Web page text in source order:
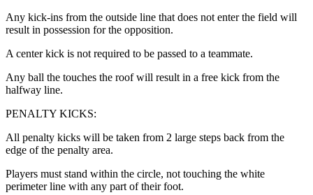
Any kick-ins from the outside line that does not enter the field will
result in possession for the opposition.​​​​‌ ‍ ​‍​‍‌‍ ‌ ​‍‌‍‍‌‌‍‌ ‌‍‍‌‌‍ ‍​‍​‍​ ‍‍​‍​‍‌ ​ ‌‍​‌‌‍ ‍‌‍‍‌‌ ‌​‌ ‍‌​‍ ‍‌‍‍‌‌‍ ​‍​‍​‍ ​​‍​‍‌‍‍​‌ ​‍‌‍‌‌‌‍‌‍​‍​‍​ ‍‍​‍​‍‌‍‍​‌ ‌​‌ ‌​‌ ​​‌ ​ ​ ‍‍​‍ ​‍ ‌‍​ ‌‍‍​‌‍‌‌‌‍ ​‌ ​ ‌‍‌‌‌‍​‌‌ ​​‌‍‍‌‌‍‌‌‌ ​‍‌ ​ ​‍ ‍‌ ​ ‌‍​‌‌‍ ‍‌‍‍‌‌ ‌​‌ ‍‌​‍ ‍‌ ​ ‌ ‌​‌ ‌‌‌‍‌​‌‍‍‌‌‍ ​‍ ‌‍‍‌‌‍ ‍‌ ‌​‌‍‌‌‌‍ ‍‌ ‌​​‍ ‌‍‌‌‌‍‌​‌‍‍‌‌ ‌​​‍ ‌‍ ‌‌‍ ‌‍‌​‌‍‌‌​ ‌‌ ​​‌ ​‍‌‍‌‌‌ ​ ‌‍‌‌‌‍ ‍‌ ‌​‌‍​‌‌ ‌​‌‍‍‌‌‍ ‌‍ ‍​ ‍ ‌‍‍‌‌‍‌​​ ‌‌‍​‍​ ‌‌​ ‍​​ ‍‌​ ​‌​ ‍​‌‍‌‍​ ‍​​‍ ‌‌‍​‌‌‍​ ​ ‍​​ ‌​​‍ ‌​ ‌​​ ‌ ‌‍​‍​ ​‌​‍ ‌​ ‍​​ ​​​ ‌‌‌‍‌​​‍ ‌​ ​​​ ‌ ​ ​‌‌‍‌‍​ ​‌​ ‌‌​ ‍​​ ‍‌​ ‍​​ ‌‌​ ‌‌​ ​​​ ‍ ‌ ‌​‌ ‍‌‌ ​​‌‍‌‌​ ‌‌‍‌‍‌‍​‌‌ ​‌​ ‍ ‌ ​​‌‍​‌‌ ‌​‌‍‍​​ ‌‌ ​‍‌‍‍‌‌‍​ ‌‍‍​‌‌‌​‌‍‌‌‌ ‍​‌ ‌​​‍‌‌​ ‌‌‌​​‍‌‌ ‌‍‍ ‌‍‌‌‌ ‍‌​‍‌‌​ ​ ‌​‌​​‍‌‌​ ​ ‌​‌​​‍‌‌​ ​‍​ ​‍​ ‌‌​ ‌​‌‍​‌​ ​‌​ ‌‍​ ‌ ​ ‌​‌‍‌​​ ‌‌​ ‌‍‌‍‌​‌‍‌‌​‍‌‌​ ​‍​ ​‍​‍‌‌​ ‌‌‌​‌​​‍ ‍‌‍​ ‌‍‍​‌‍‍‌‌‍ ​‌‍‌​‌ ​‍‌‍‌‌‌‍ ‍​‍‌‌​ ‌‌‌​​‍‌‌ ‌‍‍ ‌‍‌‌‌ ‍‌​‍‌‌​ ​ ‌​‌​​‍‌‌​ ​ ‌​‌​​‍‌‌​ ​‍​ ​‍​ ​‍‌‍​‌‌‍​ ‌‍​‍‌‍​ ​ ​ ‌‍‌‍‌‍‌‌​ ‌ ​ ​ ​ ‍​​ ‌‍​‍‌‌​ ​‍​ ​‍​‍‌‌​ ‌‌‌​‌​​‍ ‍‌ ‌​‌‍‌‌‌ ‍​‌ ‌​​ ‌‍​‍‌‍​‌‌ ​ ‌‍‌‌‌‌‌‌‌ ​‍‌‍ ​​ ‌‌‍‍​‌ ‌​‌ ‌​‌ ​​‌ ​ ​‍‌‌​ ​ ‌​​‌​‍‌‌​ ​‍‌​‌‍​‍‌‌​ ​‍‌​‌‍‌‍​ ‌‍‍​‌‍‌‌‌‍ ​‌ ​ ‌‍‌‌‌‍​‌‌ ​​‌‍‍‌‌‍‌‌‌ ​‍‌ ​ ​‍ ‍‌ ​ ‌‍​‌‌‍ ‍‌‍‍‌‌ ‌​‌ ‍‌​‍ ‍‌ ​ ‌ ‌​‌ ‌‌‌‍‌​‌‍‍‌‌‍ ​‍‌‍‌‍‍‌‌‍‌​​ ‌‌‍​‍​ ‌‌​ ‍​​ ‍‌​ ​‌​ ‍​‌‍‌‍​ ‍​​‍ ‌‌‍​‌‌‍​ ​ ‍​​ ‌​​‍ ‌​ ‌​​ ‌ ‌‍​‍​ ​‌​‍ ‌​ ‍​​ ​​​ ‌‌‌‍‌​​‍ ‌​ ​​​ ‌ ​ ​‌‌‍‌‍​ ​‌​ ‌‌​ ‍​​ ‍‌​ ‍​​ ‌‌​ ‌‌​ ​​​‍‌‍‌ ‌​‌ ‍‌‌ ​​‌‍‌‌​ ‌‌‍‌‍‌‍​‌‌ ​‌​‍‌‍‌ ​​‌‍​‌‌ ‌​‌‍‍​​ ‌‌ ​‍‌‍‍‌‌‍​ ‌‍‍​‌‌‌​‌‍‌‌‌ ‍​‌ ‌​​‍‌‌​ ‌‌‌​​‍‌‌ ‌‍‍ ‌‍‌‌‌ ‍‌​‍‌‌​ ​ ‌​‌​​‍‌‌​ ​ ‌​‌​​‍‌‌​ ​‍​ ​‍​ ‌‌​ ‌​‌‍​‌​ ​‌​ ‌‍​ ‌ ​ ‌​‌‍‌​​ ‌‌​ ‌‍‌‍‌​‌‍‌‌​‍‌‌​ ​‍​ ​‍​‍‌‌​ ‌‌‌​‌​​‍ ‍‌‍​ ‌‍‍​‌‍‍‌‌‍ ​‌‍‌​‌ ​‍‌‍‌‌‌‍ ‍​‍‌‌​ ‌‌‌​​‍‌‌ ‌‍‍ ‌‍‌‌‌ ‍‌​‍‌‌​ ​ ‌​‌​​‍‌‌​ ​ ‌​‌​​‍‌‌​ ​‍​ ​‍​ ​‍‌‍​‌‌‍​ ‌‍​‍‌‍​ ​ ​ ‌‍‌‍‌‍‌‌​ ‌ ​ ​ ​ ‍​​ ‌‍​‍‌‌​ ​‍​ ​‍​‍‌‌​ ‌‌‌​‌​​‍ ‍‌ ‌​‌‍‌‌‌ ‍​‌ ‌​​‍‌‍‌ ​​‌‍‌‌‌ ​‍‌ ​ ‌ ​​‌‍‌‌‌‍​ ‌ ‌​‌‍‍‌‌ ‌‍‌‍‌‌​ ‌‌ ​​‌ ‌‌‌‍​‍‌‍ ​‌‍‍‌‌ ​ ‌‍‍​‌‍‌‌‌‍‌​​‍​‍‌ ‌
A center kick is not required to be passed to a teammate.​​​​‌ ‍ ​‍​‍‌‍ ‌ ​‍‌‍‍‌‌‍‌ ‌‍‍‌‌‍ ‍​‍​‍​ ‍‍​‍​‍‌ ​ ‌‍​‌‌‍ ‍‌‍‍‌‌ ‌​‌ ‍‌​‍ ‍‌‍‍‌‌‍ ​‍​‍​‍ ​​‍​‍‌‍‍​‌ ​‍‌‍‌‌‌‍‌‍​‍​‍​ ‍‍​‍​‍‌‍‍​‌ ‌​‌ ‌​‌ ​​‌ ​ ​ ‍‍​‍ ​‍ ‌‍​ ‌‍‍​‌‍‌‌‌‍ ​‌ ​ ‌‍‌‌‌‍​‌‌ ​​‌‍‍‌‌‍‌‌‌ ​‍‌ ​ ​‍ ‍‌ ​ ‌‍​‌‌‍ ‍‌‍‍‌‌ ‌​‌ ‍‌​‍ ‍‌ ​ ‌ ‌​‌ ‌‌‌‍‌​‌‍‍‌‌‍ ​‍ ‌‍‍‌‌‍ ‍‌ ‌​‌‍‌‌‌‍ ‍‌ ‌​​‍ ‌‍‌‌‌‍‌​‌‍‍‌‌ ‌​​‍ ‌‍ ‌‌‍ ‌‍‌​‌‍‌‌​ ‌‌ ​​‌ ​‍‌‍‌‌‌ ​ ‌‍‌‌‌‍ ‍‌ ‌​‌‍​‌‌ ‌​‌‍‍‌‌‍ ‌‍ ‍​ ‍ ‌‍‍‌‌‍‌​​ ‌‌‍​‍​ ‌‌​ ‍​​ ‍‌​ ​‌​ ‍​‌‍‌‍​ ‍​​‍ ‌‌‍​‌‌‍​ ​ ‍​​ ‌​​‍ ‌​ ‌​​ ‌ ‌‍​‍​ ​‌​‍ ‌​ ‍​​ ​​​ ‌‌‌‍‌​​‍ ‌​ ​​​ ‌ ​ ​‌‌‍‌‍​ ​‌​ ‌‌​ ‍​​ ‍‌​ ‍​​ ‌‌​ ‌‌​ ​​​ ‍ ‌ ‌​‌ ‍‌‌ ​​‌‍‌‌​ ‌‌‍‌‍‌‍​‌‌ ​‌​ ‍ ‌ ​​‌‍​‌‌ ‌​‌‍‍​​ ‌‌ ​‍‌‍‍‌‌‍​ ‌‍‍​‌‌‌​‌‍‌‌‌ ‍​‌ ‌​​‍‌‌​ ‌‌‌​​‍‌‌ ‌‍‍ ‌‍‌‌‌ ‍‌​‍‌‌​ ​ ‌​‌​​‍‌‌​ ​ ‌​‌​​‍‌‌​ ​‍​ ​‍​ ​​‌‍​‍​ ‌‌‌‍‌‍​ ‍​​ ​ ​ ‌‍​ ​ ‌‍‌‍​ ‍‌​ ​‌​ ‌‌​‍‌‌​ ​‍​ ​‍​‍‌‌​ ‌‌‌​‌​​‍ ‍‌‍​ ‌‍‍​‌‍‍‌‌‍ ​‌‍‌​‌ ​‍‌‍‌‌‌‍ ‍​‍‌‌​ ‌‌‌​​‍‌‌ ‌‍‍ ‌‍‌‌‌ ‍‌​‍‌‌​ ​ ‌​‌​​‍‌‌​ ​ ‌​‌​​‍‌‌​ ​‍​ ​‍​ ‌​​ ‌​‌‍​‌​ ‌‍​ ‌‌​ ‌​​ ​‌​ ​‍​ ​ ‌‍‌​​ ​‌​ ‍‌​‍‌‌​ ​‍​ ​‍​‍‌‌​ ‌‌‌​‌​​‍ ‍‌ ‌​‌‍‌‌‌ ‍​‌ ‌​​ ‌‍​‍‌‍​‌‌ ​ ‌‍‌‌‌‌‌‌‌ ​‍‌‍ ​​ ‌‌‍‍​‌ ‌​‌ ‌​‌ ​​‌ ​ ​‍‌‌​ ​ ‌​​‌​‍‌‌​ ​‍‌​‌‍​‍‌‌​ ​‍‌​‌‍‌‍​ ‌‍‍​‌‍‌‌‌‍ ​‌ ​ ‌‍‌‌‌‍​‌‌ ​​‌‍‍‌‌‍‌‌‌ ​‍‌ ​ ​‍ ‍‌ ​ ‌‍​‌‌‍ ‍‌‍‍‌‌ ‌​‌ ‍‌​‍ ‍‌ ​ ‌ ‌​‌ ‌‌‌‍‌​‌‍‍‌‌‍ ​‍‌‍‌‍‍‌‌‍‌​​ ‌‌‍​‍​ ‌‌​ ‍​​ ‍‌​ ​‌​ ‍​‌‍‌‍​ ‍​​‍ ‌‌‍​‌‌‍​ ​ ‍​​ ‌​​‍ ‌​ ‌​​ ‌ ‌‍​‍​ ​‌​‍ ‌​ ‍​​ ​​​ ‌‌‌‍‌​​‍ ‌​ ​​​ ‌ ​ ​‌‌‍‌‍​ ​‌​ ‌‌​ ‍​​ ‍‌​ ‍​​ ‌‌​ ‌‌​ ​​​‍‌‍‌ ‌​‌ ‍‌‌ ​​‌‍‌‌​ ‌‌‍‌‍‌‍​‌‌ ​‌​‍‌‍‌ ​​‌‍​‌‌ ‌​‌‍‍​​ ‌‌ ​‍‌‍‍‌‌‍​ ‌‍‍​‌‌‌​‌‍‌‌‌ ‍​‌ ‌​​‍‌‌​ ‌‌‌​​‍‌‌ ‌‍‍ ‌‍‌‌‌ ‍‌​‍‌‌​ ​ ‌​‌​​‍‌‌​ ​ ‌​‌​​‍‌‌​ ​‍​ ​‍​ ​​‌‍​‍​ ‌‌‌‍‌‍​ ‍​​ ​ ​ ‌‍​ ​ ‌‍‌‍​ ‍‌​ ​‌​ ‌‌​‍‌‌​ ​‍​ ​‍​‍‌‌​ ‌‌‌​‌​​‍ ‍‌‍​ ‌‍‍​‌‍‍‌‌‍ ​‌‍‌​‌ ​‍‌‍‌‌‌‍ ‍​‍‌‌​ ‌‌‌​​‍‌‌ ‌‍‍ ‌‍‌‌‌ ‍‌​‍‌‌​ ​ ‌​‌​​‍‌‌​ ​ ‌​‌​​‍‌‌​ ​‍​ ​‍​ ‌​​ ‌​‌‍​‌​ ‌‍​ ‌‌​ ‌​​ ​‌​ ​‍​ ​ ‌‍‌​​ ​‌​ ‍‌​‍‌‌​ ​‍​ ​‍​‍‌‌​ ‌‌‌​‌​​‍ ‍‌ ‌​‌‍‌‌‌ ‍​‌ ‌​​‍‌‍‌ ​​‌‍‌‌‌ ​‍‌ ​ ‌ ​​‌‍‌‌‌‍​ ‌ ‌​‌‍‍‌‌ ‌‍‌‍‌‌​ ‌‌ ​​‌ ‌‌‌‍​‍‌‍ ​‌‍‍‌‌ ​ ‌‍‍​‌‍‌‌‌‍‌​​‍​‍‌ ‌
Any ball the touches the roof will result in a free kick from the
halfway line.​​​​‌ ‍ ​‍​‍‌‍ ‌ ​‍‌‍‍‌‌‍‌ ‌‍‍‌‌‍ ‍​‍​‍​ ‍‍​‍​‍‌ ​ ‌‍​‌‌‍ ‍‌‍‍‌‌ ‌​‌ ‍‌​‍ ‍‌‍‍‌‌‍ ​‍​‍​‍ ​​‍​‍‌‍‍​‌ ​‍‌‍‌‌‌‍‌‍​‍​‍​ ‍‍​‍​‍‌‍‍​‌ ‌​‌ ‌​‌ ​​‌ ​ ​ ‍‍​‍ ​‍ ‌‍​ ‌‍‍​‌‍‌‌‌‍ ​‌ ​ ‌‍‌‌‌‍​‌‌ ​​‌‍‍‌‌‍‌‌‌ ​‍‌ ​ ​‍ ‍‌ ​ ‌‍​‌‌‍ ‍‌‍‍‌‌ ‌​‌ ‍‌​‍ ‍‌ ​ ‌ ‌​‌ ‌‌‌‍‌​‌‍‍‌‌‍ ​‍ ‌‍‍‌‌‍ ‍‌ ‌​‌‍‌‌‌‍ ‍‌ ‌​​‍ ‌‍‌‌‌‍‌​‌‍‍‌‌ ‌​​‍ ‌‍ ‌‌‍ ‌‍‌​‌‍‌‌​ ‌‌ ​​‌ ​‍‌‍‌‌‌ ​ ‌‍‌‌‌‍ ‍‌ ‌​‌‍​‌‌ ‌​‌‍‍‌‌‍ ‌‍ ‍​ ‍ ‌‍‍‌‌‍‌​​ ‌‌‍​‍​ ‌‌​ ‍​​ ‍‌​ ​‌​ ‍​‌‍‌‍​ ‍​​‍ ‌‌‍​‌‌‍​ ​ ‍​​ ‌​​‍ ‌​ ‌​​ ‌ ‌‍​‍​ ​‌​‍ ‌​ ‍​​ ​​​ ‌‌‌‍‌​​‍ ‌​ ​​​ ‌ ​ ​‌‌‍‌‍​ ​‌​ ‌‌​ ‍​​ ‍‌​ ‍​​ ‌‌​ ‌‌​ ​​​ ‍ ‌ ‌​‌ ‍‌‌ ​​‌‍‌‌​ ‌‌‍‌‍‌‍​‌‌ ​‌​ ‍ ‌ ​​‌‍​‌‌ ‌​‌‍‍​​ ‌‌ ​‍‌‍‍‌‌‍​ ‌‍‍​‌‌‌​‌‍‌‌‌ ‍​‌ ‌​​‍‌‌​ ‌‌‌​​‍‌‌ ‌‍‍ ‌‍‌‌‌ ‍‌​‍‌‌​ ​ ‌​‌​​‍‌‌​ ​ ‌​‌​​‍‌‌​ ​‍​ ​‍​ ​‌‌‍​‌​ ‌​​ ​​‌‍​‌‌‍​ ​ ​‌‌‍‌‍​ ​‌​ ‌‍‌‍​‌​ ‌‌​‍‌‌​ ​‍​ ​‍​‍‌‌​ ‌‌‌​‌​​‍ ‍‌‍​ ‌‍‍​‌‍‍‌‌‍ ​‌‍‌​‌ ​‍‌‍‌‌‌‍ ‍​‍‌‌​ ‌‌‌​​‍‌‌ ‌‍‍ ‌‍‌‌‌ ‍‌​‍‌‌​ ​ ‌​‌​​‍‌‌​ ​ ‌​‌​​‍‌‌​ ​‍​ ​‍​ ​‌​ ‌ ‌‍​‍​ ‍‌‌‍‌​‌‍​‌​ ‍‌‌‍‌‍‌‍‌‍​ ‌‍​ ​‍​ ​‍​‍‌‌​ ​‍​ ​‍​‍‌‌​ ‌‌‌​‌​​‍ ‍‌ ‌​‌‍‌‌‌ ‍​‌ ‌​​ ‌‍​‍‌‍​‌‌ ​ ‌‍‌‌‌‌‌‌‌ ​‍‌‍ ​​ ‌‌‍‍​‌ ‌​‌ ‌​‌ ​​‌ ​ ​‍‌‌​ ​ ‌​​‌​‍‌‌​ ​‍‌​‌‍​‍‌‌​ ​‍‌​‌‍‌‍​ ‌‍‍​‌‍‌‌‌‍ ​‌ ​ ‌‍‌‌‌‍​‌‌ ​​‌‍‍‌‌‍‌‌‌ ​‍‌ ​ ​‍ ‍‌ ​ ‌‍​‌‌‍ ‍‌‍‍‌‌ ‌​‌ ‍‌​‍ ‍‌ ​ ‌ ‌​‌ ‌‌‌‍‌​‌‍‍‌‌‍ ​‍‌‍‌‍‍‌‌‍‌​​ ‌‌‍​‍​ ‌‌​ ‍​​ ‍‌​ ​‌​ ‍​‌‍‌‍​ ‍​​‍ ‌‌‍​‌‌‍​ ​ ‍​​ ‌​​‍ ‌​ ‌​​ ‌ ‌‍​‍​ ​‌​‍ ‌​ ‍​​ ​​​ ‌‌‌‍‌​​‍ ‌​ ​​​ ‌ ​ ​‌‌‍‌‍​ ​‌​ ‌‌​ ‍​​ ‍‌​ ‍​​ ‌‌​ ‌‌​ ​​​‍‌‍‌ ‌​‌ ‍‌‌ ​​‌‍‌‌​ ‌‌‍‌‍‌‍​‌‌ ​‌​‍‌‍‌ ​​‌‍​‌‌ ‌​‌‍‍​​ ‌‌ ​‍‌‍‍‌‌‍​ ‌‍‍​‌‌‌​‌‍‌‌‌ ‍​‌ ‌​​‍‌‌​ ‌‌‌​​‍‌‌ ‌‍‍ ‌‍‌‌‌ ‍‌​‍‌‌​ ​ ‌​‌​​‍‌‌​ ​ ‌​‌​​‍‌‌​ ​‍​ ​‍​ ​‌‌‍​‌​ ‌​​ ​​‌‍​‌‌‍​ ​ ​‌‌‍‌‍​ ​‌​ ‌‍‌‍​‌​ ‌‌​‍‌‌​ ​‍​ ​‍​‍‌‌​ ‌‌‌​‌​​‍ ‍‌‍​ ‌‍‍​‌‍‍‌‌‍ ​‌‍‌​‌ ​‍‌‍‌‌‌‍ ‍​‍‌‌​ ‌‌‌​​‍‌‌ ‌‍‍ ‌‍‌‌‌ ‍‌​‍‌‌​ ​ ‌​‌​​‍‌‌​ ​ ‌​‌​​‍‌‌​ ​‍​ ​‍​ ​‌​ ‌ ‌‍​‍​ ‍‌‌‍‌​‌‍​‌​ ‍‌‌‍‌‍‌‍‌‍​ ‌‍​ ​‍​ ​‍​‍‌‌​ ​‍​ ​‍​‍‌‌​ ‌‌‌​‌​​‍ ‍‌ ‌​‌‍‌‌‌ ‍​‌ ‌​​‍‌‍‌ ​​‌‍‌‌‌ ​‍‌ ​ ‌ ​​‌‍‌‌‌‍​ ‌ ‌​‌‍‍‌‌ ‌‍‌‍‌‌​ ‌‌ ​​‌ ‌‌‌‍​‍‌‍ ​‌‍‍‌‌ ​ ‌‍‍​‌‍‌‌‌‍‌​​‍​‍‌ ‌
PENALTY KICKS:​​​​‌ ‍ ​‍​‍‌‍ ‌ ​‍‌‍‍‌‌‍‌ ‌‍‍‌‌‍ ‍​‍​‍​ ‍‍​‍​‍‌ ​ ‌‍​‌‌‍ ‍‌‍‍‌‌ ‌​‌ ‍‌​‍ ‍‌‍‍‌‌‍ ​‍​‍​‍ ​​‍​‍‌‍‍​‌ ​‍‌‍‌‌‌‍‌‍​‍​‍​ ‍‍​‍​‍‌‍‍​‌ ‌​‌ ‌​‌ ​​‌ ​ ​ ‍‍​‍ ​‍ ‌‍​ ‌‍‍​‌‍‌‌‌‍ ​‌ ​ ‌‍‌‌‌‍​‌‌ ​​‌‍‍‌‌‍‌‌‌ ​‍‌ ​ ​‍ ‍‌ ​ ‌‍​‌‌‍ ‍‌‍‍‌‌ ‌​‌ ‍‌​‍ ‍‌ ​ ‌ ‌​‌ ‌‌‌‍‌​‌‍‍‌‌‍ ​‍ ‌‍‍‌‌‍ ‍‌ ‌​‌‍‌‌‌‍ ‍‌ ‌​​‍ ‌‍‌‌‌‍‌​‌‍‍‌‌ ‌​​‍ ‌‍ ‌‌‍ ‌‍‌​‌‍‌‌​ ‌‌ ​​‌ ​‍‌‍‌‌‌ ​ ‌‍‌‌‌‍ ‍‌ ‌​‌‍​‌‌ ‌​‌‍‍‌‌‍ ‌‍ ‍​ ‍ ‌‍‍‌‌‍‌​​ ‌‌‍​‍​ ‌‌​ ‍​​ ‍‌​ ​‌​ ‍​‌‍‌‍​ ‍​​‍ ‌‌‍​‌‌‍​ ​ ‍​​ ‌​​‍ ‌​ ‌​​ ‌ ‌‍​‍​ ​‌​‍ ‌​ ‍​​ ​​​ ‌‌‌‍‌​​‍ ‌​ ​​​ ‌ ​ ​‌‌‍‌‍​ ​‌​ ‌‌​ ‍​​ ‍‌​ ‍​​ ‌‌​ ‌‌​ ​​​ ‍ ‌ ‌​‌ ‍‌‌ ​​‌‍‌‌​ ‌‌‍‌‍‌‍​‌‌ ​‌​ ‍ ‌ ​​‌‍​‌‌ ‌​‌‍‍​​ ‌‌ ​‍‌‍‍‌‌‍​ ‌‍‍​‌‌‌​‌‍‌‌‌ ‍​‌ ‌​​‍‌‌​ ‌‌‌​​‍‌‌ ‌‍‍ ‌‍‌‌‌ ‍‌​‍‌‌​ ​ ‌​‌​​‍‌‌​ ​ ‌​‌​​‍‌‌​ ​‍​ ​‍‌‍​‍‌‍​ ‌‍‌​​ ‌‍‌‍​ ‌‍‌‍​ ‍‌‌‍​‍‌‍‌​​ ‍​​ ​‌​ ‌‌​‍‌‌​ ​‍​ ​‍​‍‌‌​ ‌‌‌​‌​​‍ ‍‌‍​ ‌‍‍​‌‍‍‌‌‍ ​‌‍‌​‌ ​‍‌‍‌‌‌‍ ‍​‍‌‌​ ‌‌‌​​‍‌‌ ‌‍‍ ‌‍‌‌‌ ‍‌​‍‌‌​ ​ ‌​‌​​‍‌‌​ ​ ‌​‌​​‍‌‌​ ​‍​ ​‍​ ‍‌‌‍​ ‌‍‌​‌‍​‍​ ‍​‌‍​‍‌‍‌​‌‍​‌​ ‍​​ ‍‌‌‍​‍​ ​ ​‍‌‌​ ​‍​ ​‍​‍‌‌​ ‌‌‌​‌​​‍ ‍‌ ‌​‌‍‌‌‌ ‍​‌ ‌​​ ‌‍​‍‌‍​‌‌ ​ ‌‍‌‌‌‌‌‌‌ ​‍‌‍ ​​ ‌‌‍‍​‌ ‌​‌ ‌​‌ ​​‌ ​ ​‍‌‌​ ​ ‌​​‌​‍‌‌​ ​‍‌​‌‍​‍‌‌​ ​‍‌​‌‍‌‍​ ‌‍‍​‌‍‌‌‌‍ ​‌ ​ ‌‍‌‌‌‍​‌‌ ​​‌‍‍‌‌‍‌‌‌ ​‍‌ ​ ​‍ ‍‌ ​ ‌‍​‌‌‍ ‍‌‍‍‌‌ ‌​‌ ‍‌​‍ ‍‌ ​ ‌ ‌​‌ ‌‌‌‍‌​‌‍‍‌‌‍ ​‍‌‍‌‍‍‌‌‍‌​​ ‌‌‍​‍​ ‌‌​ ‍​​ ‍‌​ ​‌​ ‍​‌‍‌‍​ ‍​​‍ ‌‌‍​‌‌‍​ ​ ‍​​ ‌​​‍ ‌​ ‌​​ ‌ ‌‍​‍​ ​‌​‍ ‌​ ‍​​ ​​​ ‌‌‌‍‌​​‍ ‌​ ​​​ ‌ ​ ​‌‌‍‌‍​ ​‌​ ‌‌​ ‍​​ ‍‌​ ‍​​ ‌‌​ ‌‌​ ​​​‍‌‍‌ ‌​‌ ‍‌‌ ​​‌‍‌‌​ ‌‌‍‌‍‌‍​‌‌ ​‌​‍‌‍‌ ​​‌‍​‌‌ ‌​‌‍‍​​ ‌‌ ​‍‌‍‍‌‌‍​ ‌‍‍​‌‌‌​‌‍‌‌‌ ‍​‌ ‌​​‍‌‌​ ‌‌‌​​‍‌‌ ‌‍‍ ‌‍‌‌‌ ‍‌​‍‌‌​ ​ ‌​‌​​‍‌‌​ ​ ‌​‌​​‍‌‌​ ​‍​ ​‍‌‍​‍‌‍​ ‌‍‌​​ ‌‍‌‍​ ‌‍‌‍​ ‍‌‌‍​‍‌‍‌​​ ‍​​ ​‌​ ‌‌​‍‌‌​ ​‍​ ​‍​‍‌‌​ ‌‌‌​‌​​‍ ‍‌‍​ ‌‍‍​‌‍‍‌‌‍ ​‌‍‌​‌ ​‍‌‍‌‌‌‍ ‍​‍‌‌​ ‌‌‌​​‍‌‌ ‌‍‍ ‌‍‌‌‌ ‍‌​‍‌‌​ ​ ‌​‌​​‍‌‌​ ​ ‌​‌​​‍‌‌​ ​‍​ ​‍​ ‍‌‌‍​ ‌‍‌​‌‍​‍​ ‍​‌‍​‍‌‍‌​‌‍​‌​ ‍​​ ‍‌‌‍​‍​ ​ ​‍‌‌​ ​‍​ ​‍​‍‌‌​ ‌‌‌​‌​​‍ ‍‌ ‌​‌‍‌‌‌ ‍​‌ ‌​​‍‌‍‌ ​​‌‍‌‌‌ ​‍‌ ​ ‌ ​​‌‍‌‌‌‍​ ‌ ‌​‌‍‍‌‌ ‌‍‌‍‌‌​ ‌‌ ​​‌ ‌‌‌‍​‍‌‍ ​‌‍‍‌‌ ​ ‌‍‍​‌‍‌‌‌‍‌​​‍​‍‌ ‌
All penalty kicks will be taken from 2 large steps back from the
edge of the penalty area.​​​​‌ ‍ ​‍​‍‌‍ ‌ ​‍‌‍‍‌‌‍‌ ‌‍‍‌‌‍ ‍​‍​‍​ ‍‍​‍​‍‌ ​ ‌‍​‌‌‍ ‍‌‍‍‌‌ ‌​‌ ‍‌​‍ ‍‌‍‍‌‌‍ ​‍​‍​‍ ​​‍​‍‌‍‍​‌ ​‍‌‍‌‌‌‍‌‍​‍​‍​ ‍‍​‍​‍‌‍‍​‌ ‌​‌ ‌​‌ ​​‌ ​ ​ ‍‍​‍ ​‍ ‌‍​ ‌‍‍​‌‍‌‌‌‍ ​‌ ​ ‌‍‌‌‌‍​‌‌ ​​‌‍‍‌‌‍‌‌‌ ​‍‌ ​ ​‍ ‍‌ ​ ‌‍​‌‌‍ ‍‌‍‍‌‌ ‌​‌ ‍‌​‍ ‍‌ ​ ‌ ‌​‌ ‌‌‌‍‌​‌‍‍‌‌‍ ​‍ ‌‍‍‌‌‍ ‍‌ ‌​‌‍‌‌‌‍ ‍‌ ‌​​‍ ‌‍‌‌‌‍‌​‌‍‍‌‌ ‌​​‍ ‌‍ ‌‌‍ ‌‍‌​‌‍‌‌​ ‌‌ ​​‌ ​‍‌‍‌‌‌ ​ ‌‍‌‌‌‍ ‍‌ ‌​‌‍​‌‌ ‌​‌‍‍‌‌‍ ‌‍ ‍​ ‍ ‌‍‍‌‌‍‌​​ ‌‌‍​‍​ ‌‌​ ‍​​ ‍‌​ ​‌​ ‍​‌‍‌‍​ ‍​​‍ ‌‌‍​‌‌‍​ ​ ‍​​ ‌​​‍ ‌​ ‌​​ ‌ ‌‍​‍​ ​‌​‍ ‌​ ‍​​ ​​​ ‌‌‌‍‌​​‍ ‌​ ​​​ ‌ ​ ​‌‌‍‌‍​ ​‌​ ‌‌​ ‍​​ ‍‌​ ‍​​ ‌‌​ ‌‌​ ​​​ ‍ ‌ ‌​‌ ‍‌‌ ​​‌‍‌‌​ ‌‌‍‌‍‌‍​‌‌ ​‌​ ‍ ‌ ​​‌‍​‌‌ ‌​‌‍‍​​ ‌‌ ​‍‌‍‍‌‌‍​ ‌‍‍​‌‌‌​‌‍‌‌‌ ‍​‌ ‌​​‍‌‌​ ‌‌‌​​‍‌‌ ‌‍‍ ‌‍‌‌‌ ‍‌​‍‌‌​ ​ ‌​‌​​‍‌‌​ ​ ‌​‌​​‍‌‌​ ​‍​ ​‍​ ​‌​ ‌ ​ ​ ​ ‍‌​ ‍​‌‍​ ‌‍​‌‌‍​ ‌‍​‍​ ‍​​ ‍​​ ​ ​‍‌‌​ ​‍​ ​‍​‍‌‌​ ‌‌‌​‌​​‍ ‍‌‍​ ‌‍‍​‌‍‍‌‌‍ ​‌‍‌​‌ ​‍‌‍‌‌‌‍ ‍​‍‌‌​ ‌‌‌​​‍‌‌ ‌‍‍ ‌‍‌‌‌ ‍‌​‍‌‌​ ​ ‌​‌​​‍‌‌​ ​ ‌​‌​​‍‌‌​ ​‍​ ​‍​ ‍‌​ ‌‌‌‍​‍​ ​‌​ ​ ​ ​‌‌‍‌​‌‍​ ‌‍‌‍​ ​ ​ ​​​ ​ ​‍‌‌​ ​‍​ ​‍​‍‌‌​ ‌‌‌​‌​​‍ ‍‌ ‌​‌‍‌‌‌ ‍​‌ ‌​​ ‌‍​‍‌‍​‌‌ ​ ‌‍‌‌‌‌‌‌‌ ​‍‌‍ ​​ ‌‌‍‍​‌ ‌​‌ ‌​‌ ​​‌ ​ ​‍‌‌​ ​ ‌​​‌​‍‌‌​ ​‍‌​‌‍​‍‌‌​ ​‍‌​‌‍‌‍​ ‌‍‍​‌‍‌‌‌‍ ​‌ ​ ‌‍‌‌‌‍​‌‌ ​​‌‍‍‌‌‍‌‌‌ ​‍‌ ​ ​‍ ‍‌ ​ ‌‍​‌‌‍ ‍‌‍‍‌‌ ‌​‌ ‍‌​‍ ‍‌ ​ ‌ ‌​‌ ‌‌‌‍‌​‌‍‍‌‌‍ ​‍‌‍‌‍‍‌‌‍‌​​ ‌‌‍​‍​ ‌‌​ ‍​​ ‍‌​ ​‌​ ‍​‌‍‌‍​ ‍​​‍ ‌‌‍​‌‌‍​ ​ ‍​​ ‌​​‍ ‌​ ‌​​ ‌ ‌‍​‍​ ​‌​‍ ‌​ ‍​​ ​​​ ‌‌‌‍‌​​‍ ‌​ ​​​ ‌ ​ ​‌‌‍‌‍​ ​‌​ ‌‌​ ‍​​ ‍‌​ ‍​​ ‌‌​ ‌‌​ ​​​‍‌‍‌ ‌​‌ ‍‌‌ ​​‌‍‌‌​ ‌‌‍‌‍‌‍​‌‌ ​‌​‍‌‍‌ ​​‌‍​‌‌ ‌​‌‍‍​​ ‌‌ ​‍‌‍‍‌‌‍​ ‌‍‍​‌‌‌​‌‍‌‌‌ ‍​‌ ‌​​‍‌‌​ ‌‌‌​​‍‌‌ ‌‍‍ ‌‍‌‌‌ ‍‌​‍‌‌​ ​ ‌​‌​​‍‌‌​ ​ ‌​‌​​‍‌‌​ ​‍​ ​‍​ ​‌​ ‌ ​ ​ ​ ‍‌​ ‍​‌‍​ ‌‍​‌‌‍​ ‌‍​‍​ ‍​​ ‍​​ ​ ​‍‌‌​ ​‍​ ​‍​‍‌‌​ ‌‌‌​‌​​‍ ‍‌‍​ ‌‍‍​‌‍‍‌‌‍ ​‌‍‌​‌ ​‍‌‍‌‌‌‍ ‍​‍‌‌​ ‌‌‌​​‍‌‌ ‌‍‍ ‌‍‌‌‌ ‍‌​‍‌‌​ ​ ‌​‌​​‍‌‌​ ​ ‌​‌​​‍‌‌​ ​‍​ ​‍​ ‍‌​ ‌‌‌‍​‍​ ​‌​ ​ ​ ​‌‌‍‌​‌‍​ ‌‍‌‍​ ​ ​ ​​​ ​ ​‍‌‌​ ​‍​ ​‍​‍‌‌​ ‌‌‌​‌​​‍ ‍‌ ‌​‌‍‌‌‌ ‍​‌ ‌​​‍‌‍‌ ​​‌‍‌‌‌ ​‍‌ ​ ‌ ​​‌‍‌‌‌‍​ ‌ ‌​‌‍‍‌‌ ‌‍‌‍‌‌​ ‌‌ ​​‌ ‌‌‌‍​‍‌‍ ​‌‍‍‌‌ ​ ‌‍‍​‌‍‌‌‌‍‌​​‍​‍‌ ‌
Players must stand within the circle, not touching the white
perimeter line with any part of their foot.​​​​‌ ‍ ​‍​‍‌‍ ‌ ​‍‌‍‍‌‌‍‌ ‌‍‍‌‌‍ ‍​‍​‍​ ‍‍​‍​‍‌ ​ ‌‍​‌‌‍ ‍‌‍‍‌‌ ‌​‌ ‍‌​‍ ‍‌‍‍‌‌‍ ​‍​‍​‍ ​​‍​‍‌‍‍​‌ ​‍‌‍‌‌‌‍‌‍​‍​‍​ ‍‍​‍​‍‌‍‍​‌ ‌​‌ ‌​‌ ​​‌ ​ ​ ‍‍​‍ ​‍ ‌‍​ ‌‍‍​‌‍‌‌‌‍ ​‌ ​ ‌‍‌‌‌‍​‌‌ ​​‌‍‍‌‌‍‌‌‌ ​‍‌ ​ ​‍ ‍‌ ​ ‌‍​‌‌‍ ‍‌‍‍‌‌ ‌​‌ ‍‌​‍ ‍‌ ​ ‌ ‌​‌ ‌‌‌‍‌​‌‍‍‌‌‍ ​‍ ‌‍‍‌‌‍ ‍‌ ‌​‌‍‌‌‌‍ ‍‌ ‌​​‍ ‌‍‌‌‌‍‌​‌‍‍‌‌ ‌​​‍ ‌‍ ‌‌‍ ‌‍‌​‌‍‌‌​ ‌‌ ​​‌ ​‍‌‍‌‌‌ ​ ‌‍‌‌‌‍ ‍‌ ‌​‌‍​‌‌ ‌​‌‍‍‌‌‍ ‌‍ ‍​ ‍ ‌‍‍‌‌‍‌​​ ‌‌‍​‍​ ‌‌​ ‍​​ ‍‌​ ​‌​ ‍​‌‍‌‍​ ‍​​‍ ‌‌‍​‌‌‍​ ​ ‍​​ ‌​​‍ ‌​ ‌​​ ‌ ‌‍​‍​ ​‌​‍ ‌​ ‍​​ ​​​ ‌‌‌‍‌​​‍ ‌​ ​​​ ‌ ​ ​‌‌‍‌‍​ ​‌​ ‌‌​ ‍​​ ‍‌​ ‍​​ ‌‌​ ‌‌​ ​​​ ‍ ‌ ‌​‌ ‍‌‌ ​​‌‍‌‌​ ‌‌‍‌‍‌‍​‌‌ ​‌​ ‍ ‌ ​​‌‍​‌‌ ‌​‌‍‍​​ ‌‌ ​‍‌‍‍‌‌‍​ ‌‍‍​‌‌‌​‌‍‌‌‌ ‍​‌ ‌​​‍‌‌​ ‌‌‌​​‍‌‌ ‌‍‍ ‌‍‌‌‌ ‍‌​‍‌‌​ ​ ‌​‌​​‍‌‌​ ​ ‌​‌​​‍‌‌​ ​‍​ ​‍​ ‌ ​ ​‍​ ‌‍‌‍‌‌​ ‍​‌‍‌​‌‍‌‍​ ‌​​ ‌​‌‍‌‌​ ‌ ‌‍‌​​‍‌‌​ ​‍​ ​‍​‍‌‌​ ‌‌‌​‌​​‍ ‍‌‍​ ‌‍‍​‌‍‍‌‌‍ ​‌‍‌​‌ ​‍‌‍‌‌‌‍ ‍​‍‌‌​ ‌‌‌​​‍‌‌ ‌‍‍ ‌‍‌‌‌ ‍‌​‍‌‌​ ​ ‌​‌​​‍‌‌​ ​ ‌​‌​​‍‌‌​ ​‍​ ​‍​ ‌‍‌‍​ ‌‍‌‌​ ​‌‌‍​‍‌‍‌‍​ ‌ ​ ‌‍​ ​ ​ ​‍​ ‍​‌‍​ ​‍‌‌​ ​‍​ ​‍​‍‌‌​ ‌‌‌​‌​​‍ ‍‌ ‌​‌‍‌‌‌ ‍​‌ ‌​​ ‌‍​‍‌‍​‌‌ ​ ‌‍‌‌‌‌‌‌‌ ​‍‌‍ ​​ ‌‌‍‍​‌ ‌​‌ ‌​‌ ​​‌ ​ ​‍‌‌​ ​ ‌​​‌​‍‌‌​ ​‍‌​‌‍​‍‌‌​ ​‍‌​‌‍‌‍​ ‌‍‍​‌‍‌‌‌‍ ​‌ ​ ‌‍‌‌‌‍​‌‌ ​​‌‍‍‌‌‍‌‌‌ ​‍‌ ​ ​‍ ‍‌ ​ ‌‍​‌‌‍ ‍‌‍‍‌‌ ‌​‌ ‍‌​‍ ‍‌ ​ ‌ ‌​‌ ‌‌‌‍‌​‌‍‍‌‌‍ ​‍‌‍‌‍‍‌‌‍‌​​ ‌‌‍​‍​ ‌‌​ ‍​​ ‍‌​ ​‌​ ‍​‌‍‌‍​ ‍​​‍ ‌‌‍​‌‌‍​ ​ ‍​​ ‌​​‍ ‌​ ‌​​ ‌ ‌‍​‍​ ​‌​‍ ‌​ ‍​​ ​​​ ‌‌‌‍‌​​‍ ‌​ ​​​ ‌ ​ ​‌‌‍‌‍​ ​‌​ ‌‌​ ‍​​ ‍‌​ ‍​​ ‌‌​ ‌‌​ ​​​‍‌‍‌ ‌​‌ ‍‌‌ ​​‌‍‌‌​ ‌‌‍‌‍‌‍​‌‌ ​‌​‍‌‍‌ ​​‌‍​‌‌ ‌​‌‍‍​​ ‌‌ ​‍‌‍‍‌‌‍​ ‌‍‍​‌‌‌​‌‍‌‌‌ ‍​‌ ‌​​‍‌‌​ ‌‌‌​​‍‌‌ ‌‍‍ ‌‍‌‌‌ ‍‌​‍‌‌​ ​ ‌​‌​​‍‌‌​ ​ ‌​‌​​‍‌‌​ ​‍​ ​‍​ ‌ ​ ​‍​ ‌‍‌‍‌‌​ ‍​‌‍‌​‌‍‌‍​ ‌​​ ‌​‌‍‌‌​ ‌ ‌‍‌​​‍‌‌​ ​‍​ ​‍​‍‌‌​ ‌‌‌​‌​​‍ ‍‌‍​ ‌‍‍​‌‍‍‌‌‍ ​‌‍‌​‌ ​‍‌‍‌‌‌‍ ‍​‍‌‌​ ‌‌‌​​‍‌‌ ‌‍‍ ‌‍‌‌‌ ‍‌​‍‌‌​ ​ ‌​‌​​‍‌‌​ ​ ‌​‌​​‍‌‌​ ​‍​ ​‍​ ‌‍‌‍​ ‌‍‌‌​ ​‌‌‍​‍‌‍‌‍​ ‌ ​ ‌‍​ ​ ​ ​‍​ ‍​‌‍​ ​‍‌‌​ ​‍​ ​‍​‍‌‌​ ‌‌‌​‌​​‍ ‍‌ ‌​‌‍‌‌‌ ‍​‌ ‌​​‍‌‍‌ ​​‌‍‌‌‌ ​‍‌ ​ ‌ ​​‌‍‌‌‌‍​ ‌ ‌​‌‍‍‌‌ ‌‍‌‍‌‌​ ‌‌ ​​‌ ‌‌‌‍​‍‌‍ ​‌‍‍‌‌ ​ ‌‍‍​‌‍‌‌‌‍‌​​‍​‍‌ ‌